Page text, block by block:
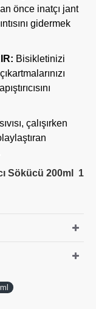
önce inatçı jant
gidermek
Bisikletinizi
çalışırken
Sökücü 200ml 1